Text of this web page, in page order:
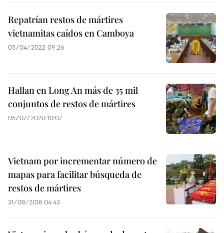
Repatrían restos de mártires
vietnamitas caídos en Camboya
05/04/2022 09:26
Hallan en Long An más de 35 mil
conjuntos de restos de mártires
05/07/2020 10:07
Vietnam por incrementar número de
mapas para facilitar búsqueda de
restos de mártires
31/08/2018 04:43